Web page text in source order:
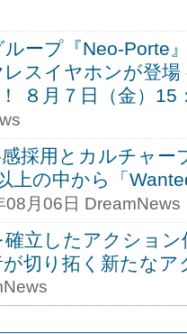
ープ『Neo-Porte
スイヤホンが登
８月７日（金）15
採用とカルチャー
上の中から「
08月06日 DreamNews
立したアクション
切り拓く新たなア